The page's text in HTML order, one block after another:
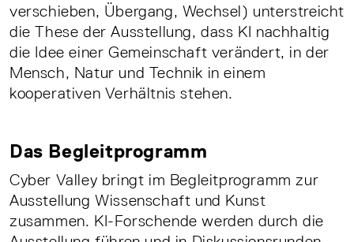
verschieben, Übergang, Wechsel) unterstreicht
die These der Ausstellung, dass KI nachhaltig
die Idee einer Gemeinschaft verändert, in der
Mensch, Natur und Technik in einem
kooperativen Verhältnis stehen.
Das Begleitprogramm
Cyber Valley bringt im Begleitprogramm zur
Ausstellung Wissenschaft und Kunst
zusammen. KI-Forschende werden durch die